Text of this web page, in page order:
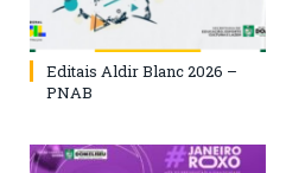
Editais Aldir Blanc 2026 –
PNAB